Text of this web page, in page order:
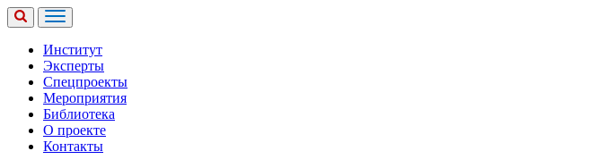
Институт
Эксперты
Спецпроекты
Мероприятия
Библиотека
О проекте
Контакты